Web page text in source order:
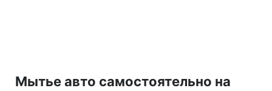
Мытье авто самостоятельно на